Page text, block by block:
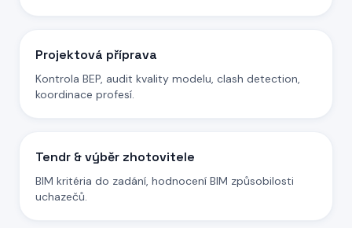
Projektová příprava
Kontrola BEP, audit kvality modelu, clash detection,
koordinace profesí.
Tendr & výběr zhotovitele
BIM kritéria do zadání, hodnocení BIM způsobilosti
uchazečů.